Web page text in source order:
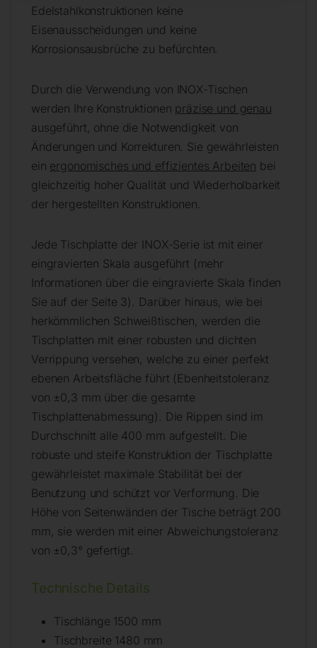
Edelstahlkonstruktionen keine
Eisenausscheidungen und keine
Korrosionsausbrüche zu befürchten.
Durch die Verwendung von INOX-Tischen
werden Ihre Konstruktionen präzise und genau
ausgeführt, ohne die Notwendigkeit von
Änderungen und Korrekturen. Sie gewährleisten
ein ergonomisches und effizientes Arbeiten bei
gleichzeitig hoher Qualität und Wiederholbarkeit
der hergestellten Konstruktionen.
Jede Tischplatte der INOX-Serie ist mit einer
eingravierten Skala ausgeführt (mehr
Informationen über die eingravierte Skala finden
Sie auf der Seite 3). Darüber hinaus, wie bei
herkömmlichen Schweißtischen, werden die
Tischplatten mit einer robusten und dichten
Verrippung versehen, welche zu einer perfekt
ebenen Arbeitsfläche führt (Ebenheitstoleranz
von ±0,3 mm über die gesamte
Tischplattenabmessung). Die Rippen sind im
Durchschnitt alle 400 mm aufgestellt. Die
robuste und steife Konstruktion der Tischplatte
gewährleistet maximale Stabilität bei der
Benutzung und schützt vor Verformung. Die
Höhe von Seitenwänden der Tische beträgt 200
mm, sie werden mit einer Abweichungstoleranz
von ±0,3° gefertigt.
Technische Details
Tischlänge 1500 mm
Tischbreite 1480 mm